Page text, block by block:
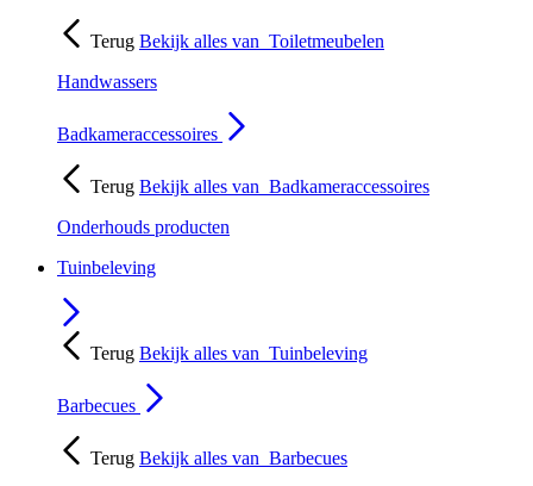
Terug Bekijk alles van Toiletmeubelen
Handwassers
Badkameraccessoires
Terug Bekijk alles van Badkameraccessoires
Onderhouds producten
Tuinbeleving
Terug Bekijk alles van Tuinbeleving
Barbecues
Terug Bekijk alles van Barbecues